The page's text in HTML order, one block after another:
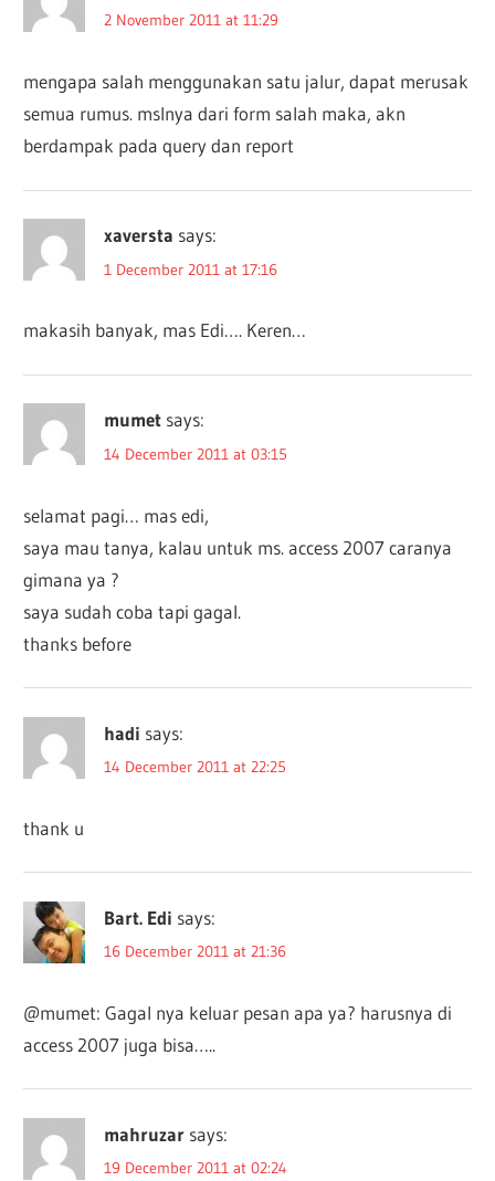
2 November 2011 at 11:29
mengapa salah menggunakan satu jalur, dapat merusak
semua rumus. mslnya dari form salah maka, akn
berdampak pada query dan report
xaversta says:
1 December 2011 at 17:16
makasih banyak, mas Edi…. Keren…
mumet says:
14 December 2011 at 03:15
selamat pagi… mas edi,
saya mau tanya, kalau untuk ms. access 2007 caranya
gimana ya ?
saya sudah coba tapi gagal.
thanks before
hadi says:
14 December 2011 at 22:25
thank u
Bart. Edi says:
16 December 2011 at 21:36
@mumet: Gagal nya keluar pesan apa ya? harusnya di
access 2007 juga bisa…..
mahruzar says:
19 December 2011 at 02:24